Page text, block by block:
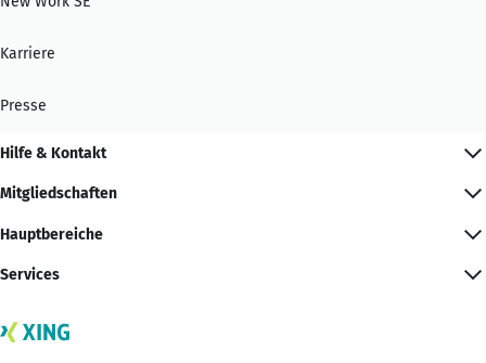
Karriere
Presse
Hilfe & Kontakt
Mitgliedschaften
Hauptbereiche
Services